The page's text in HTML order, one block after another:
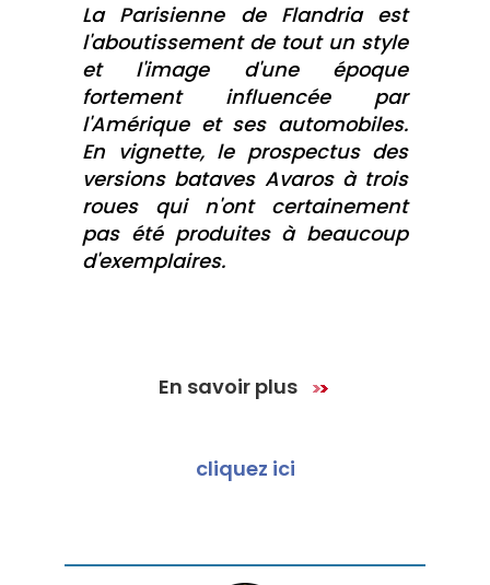
La Parisienne de Flandria est
l'aboutissement de tout un style
et l'image d'une époque
fortement influencée par
l'Amérique et ses automobiles.
En vignette, le prospectus des
versions bataves Avaros à trois
roues qui n'ont certainement
pas été produites à beaucoup
d'exemplaires.
En savoir plus
cliquez ici